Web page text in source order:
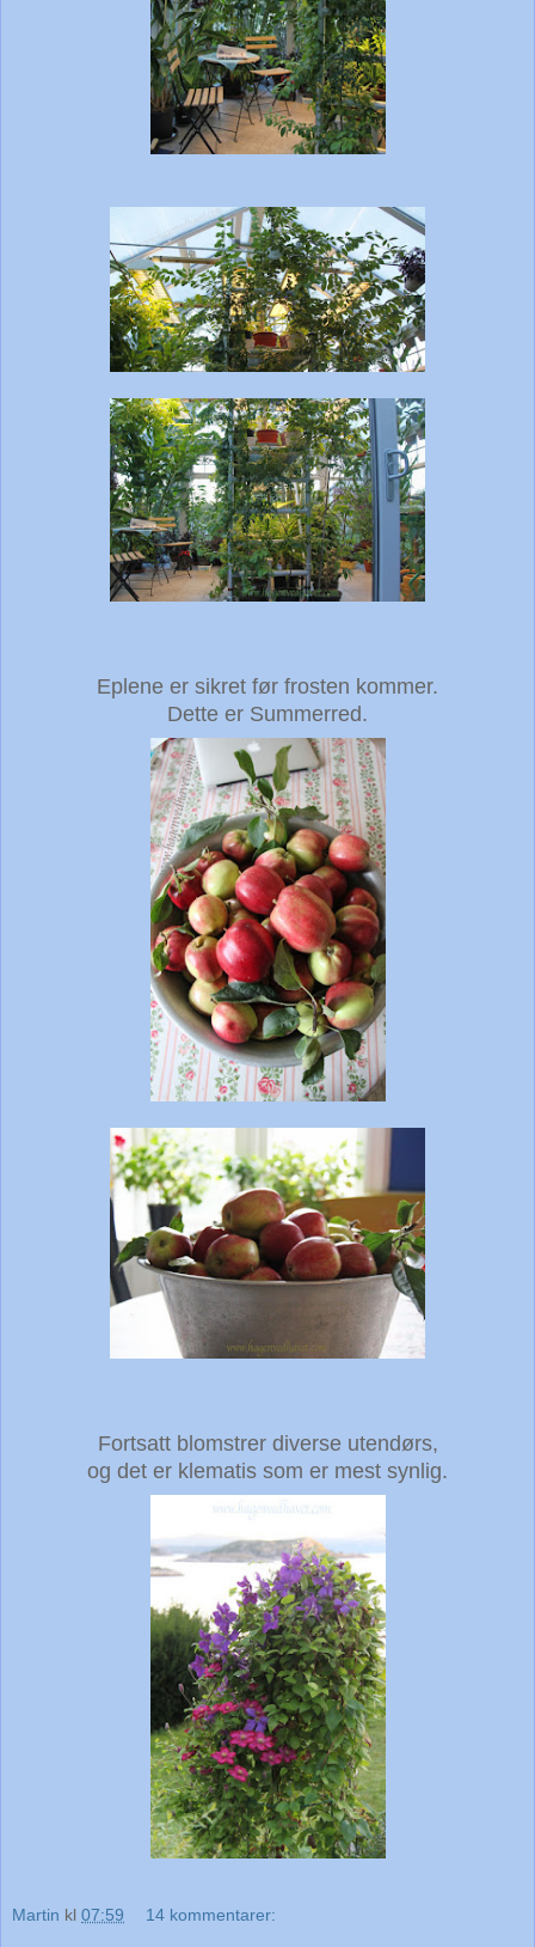
Eplene er sikret før frosten kommer.
Dette er Summerred.
Fortsatt blomstrer diverse utendørs,
og det er klematis som er mest synlig.
Martin kl 07:59 14 kommentarer: